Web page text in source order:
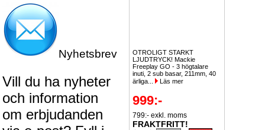
Nyhetsbrev
Vill du ha nyheter
och information
om erbjudanden
OTROLIGT STARKT
LJUDTRYCK! Mackie
Freeplay GO - 3 högtalare
inuti, 2 sub basar, 211mm, 40
ärliga...
Läs mer
999:-
799:- exkl. moms
FRAKTFRITT!